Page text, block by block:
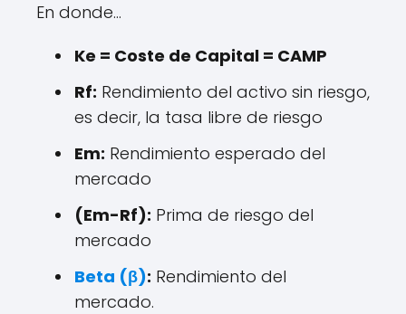
En donde...
Ke = Coste de Capital = CAMP
Rf: Rendimiento del activo sin riesgo,
es decir, la tasa libre de riesgo
Em: Rendimiento esperado del
mercado
(Em-Rf): Prima de riesgo del
mercado
Beta (β): Rendimiento del
mercado.